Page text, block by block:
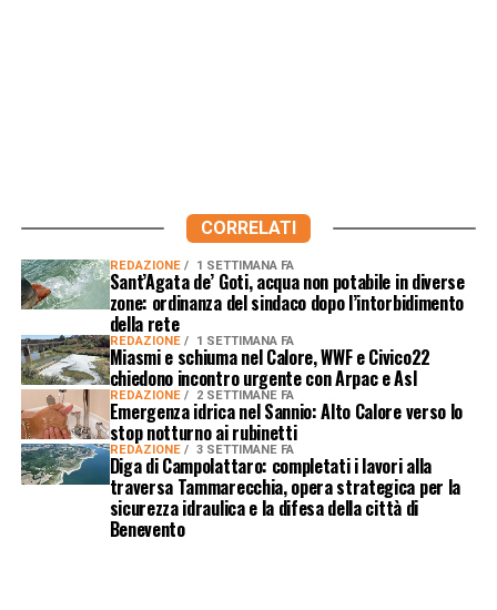
CORRELATI
REDAZIONE 1 SETTIMANA FA
Sant’Agata de’ Goti, acqua non potabile in diverse
zone: ordinanza del sindaco dopo l’intorbidimento
della rete
REDAZIONE 1 SETTIMANA FA
Miasmi e schiuma nel Calore, WWF e Civico22
chiedono incontro urgente con Arpac e Asl
REDAZIONE 2 SETTIMANE FA
Emergenza idrica nel Sannio: Alto Calore verso lo
stop notturno ai rubinetti
REDAZIONE 3 SETTIMANE FA
Diga di Campolattaro: completati i lavori alla
traversa Tammarecchia, opera strategica per la
sicurezza idraulica e la difesa della città di
Benevento